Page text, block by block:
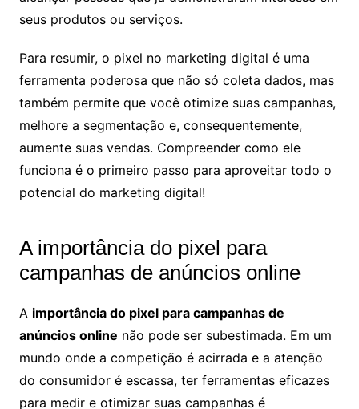
seus produtos ou serviços.
Para resumir, o pixel no marketing digital é uma
ferramenta poderosa que não só coleta dados, mas
também permite que você otimize suas campanhas,
melhore a segmentação e, consequentemente,
aumente suas vendas. Compreender como ele
funciona é o primeiro passo para aproveitar todo o
potencial do marketing digital!
A importância do pixel para
campanhas de anúncios online
A importância do pixel para campanhas de
anúncios online não pode ser subestimada. Em um
mundo onde a competição é acirrada e a atenção
do consumidor é escassa, ter ferramentas eficazes
para medir e otimizar suas campanhas é